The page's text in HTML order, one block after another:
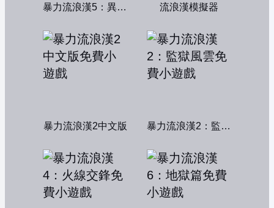
暴力流浪漢5：異形獵殺 流浪漢模擬器
暴力流浪漢2中文版 暴力流浪漢2：監獄風雲